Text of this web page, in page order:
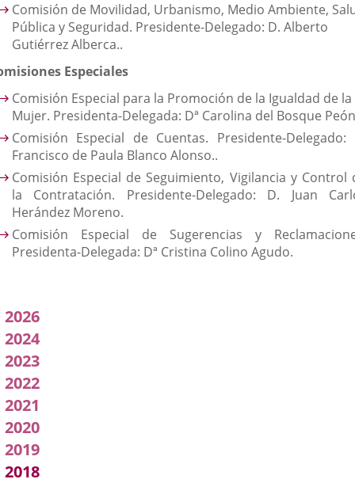
Comisión de Movilidad, Urbanismo, Medio Ambiente,
Pública y Seguridad. Presidente-Delegado: D. Alberto
Gutiérrez Alberca..
Especiales
Comisión Especial para la Promoción de la Igualdad de la
Mujer. Presidenta-Delegada: Dª Carolina del Bosque
Comisión Especial de Cuentas. Presidente-Delegado:
Francisco de Paula Blanco Alonso..
Comisión Especial de Seguimiento, Vigilancia y Control
la Contratación. Presidente-Delegado: D. Juan
Herández Moreno.
Comisión Especial de Sugerencias y
Presidenta-Delegada: Dª Cristina Colino Agudo.
2026
2024
2023
2022
2021
2020
2019
2018